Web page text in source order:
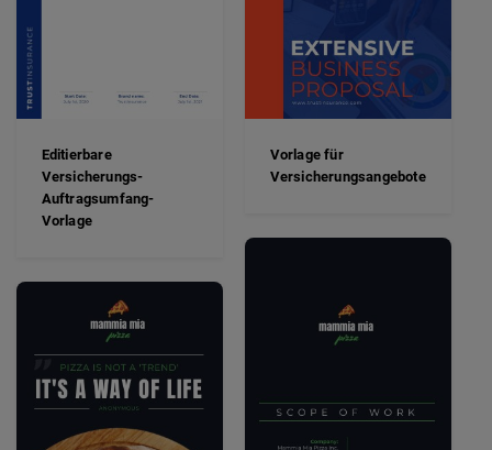
Editierbare
Versicherungs-
Auftragsumfang-
Vorlage
Vorlage für
Versicherungsangebote